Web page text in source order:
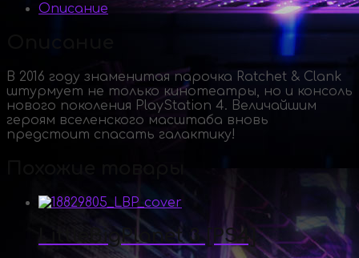
Описание
В 2016 году знаменитая парочка Ratchet & Clank
штурмует не только кинотеатры, но и консоль
нового поколения PlayStation 4. Величайшим
героям вселенского масштаба вновь
предстоит спасать галактику!
LittleBigPlanet 3 [PS4]